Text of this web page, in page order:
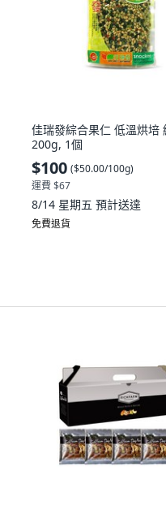
佳瑞發綜合果仁 低溫烘培
200g, 1個
$100 ($50.00/100g)
運費 $67
8/14 星期五 預計送達
免費退貨